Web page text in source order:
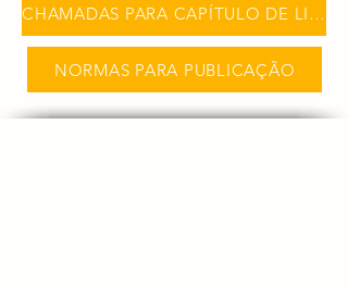
CHAMADAS PARA CAPÍTULO DE LIVRO
NORMAS PARA PUBLICAÇÃO